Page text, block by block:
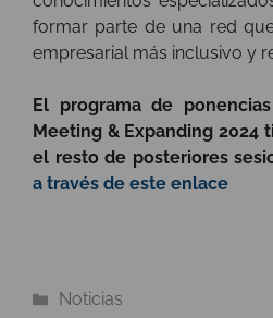
formar parte de una red
empresarial más inclusivo y
El programa de
Meeting & Expanding 2024
el resto de posteriores
a través de este enlace
Categorías
Noticias